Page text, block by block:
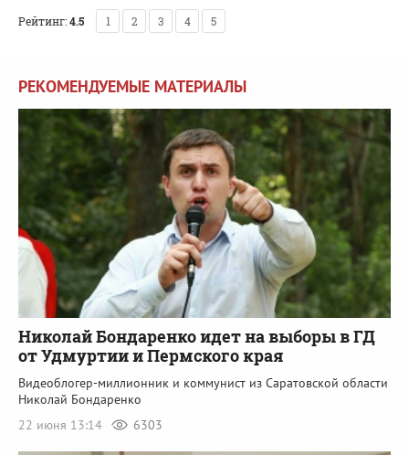
Рейтинг:4.5 1 2 3 4 5
РЕКОМЕНДУЕМЫЕ МАТЕРИАЛЫ
Николай Бондаренко идет на выборы в ГД
от Удмуртии и Пермского края
Видеоблогер-миллионник и коммунист из Саратовской области
Николай Бондаренко
22 июня 13:14
6303